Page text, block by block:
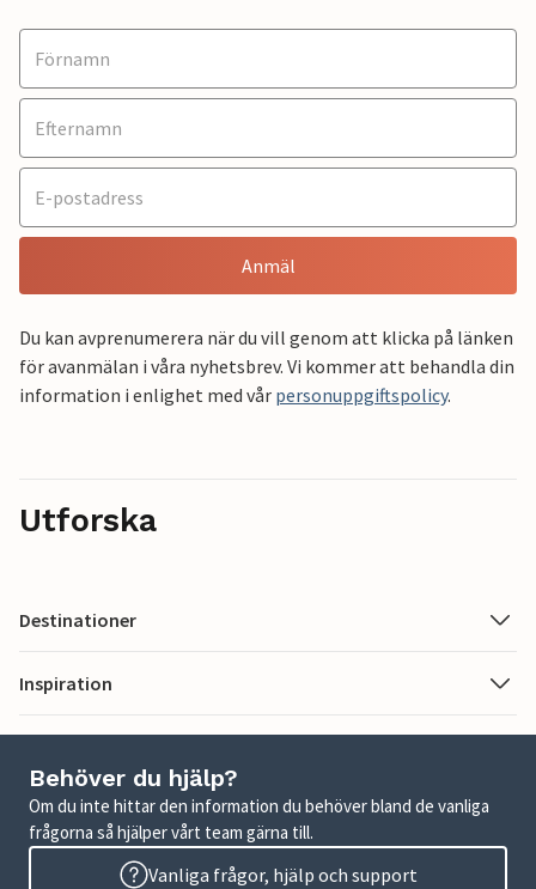
Anmäl
Du kan avprenumerera när du vill genom att klicka på länken
för avanmälan i våra nyhetsbrev. Vi kommer att behandla din
information i enlighet med vår personuppgiftspolicy.
Utforska
Destinationer
Inspiration
Behöver du hjälp?
Om du inte hittar den information du behöver bland de vanliga
frågorna så hjälper vårt team gärna till.
Vanliga frågor, hjälp och support